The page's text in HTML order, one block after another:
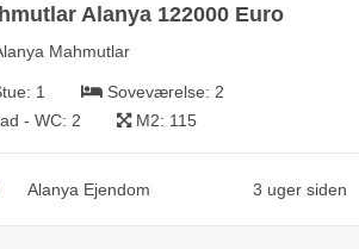
Alanya 122000 Euro
Mahmutlar
1 Soveværelse: 2
- WC: 2 M2: 115
Alanya Ejendom 3 uger siden